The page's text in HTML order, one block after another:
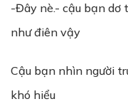
-Đây nè.- cậu bạn dơ
như điên vậy
Cậu bạn nhìn người
khó hiểu